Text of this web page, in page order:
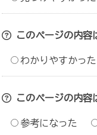
このページの内容
わかりやすかった
このページの内容
参考になった